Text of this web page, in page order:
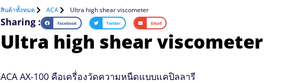
สินค้าทั้งหมด ACA Ultra high shear viscometer
Sharing : Facebook Twitter Email
Ultra high shear viscometer
ACA AX-100 คือเครื่องวัดความหนืดแบบแคปิลลารี